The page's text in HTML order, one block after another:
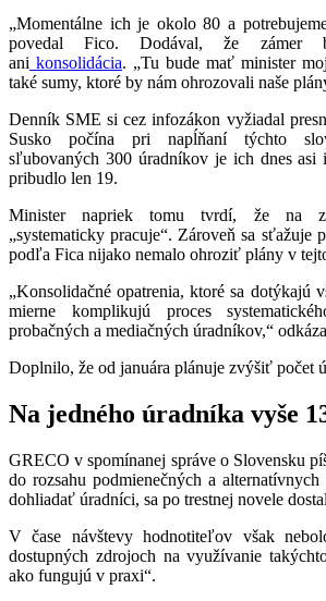
„Momentálne ich je okolo 80 a
povedal Fico. Dodával, že zámer
ani konsolidácia. „Tu bude mať minister
také sumy, ktoré by nám ohrozovali naše
Denník SME si cez infozákon vyžiadal
Susko počína pri napĺňaní týchto
sľubovaných 300 úradníkov je ich dnes asi
pribudlo len 19.
Minister napriek tomu tvrdí, že na
„systematicky pracuje“. Zároveň sa sťažuje
podľa Fica nijako nemalo ohroziť plány v
„Konsolidačné opatrenia, ktoré sa dotýkajú
mierne komplikujú proces
probačných a mediačných úradníkov,“
Doplnilo, že od januára plánuje zvýšiť počet
Na jedného úradníka vyše
GRECO v spomínanej správe o Slovensku
do rozsahu podmienečných a
dohliadať úradníci, sa po trestnej novele
V čase návštevy hodnotiteľov však
dostupných zdrojoch na využívanie
ako fungujú v praxi“.